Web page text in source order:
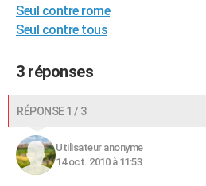
Destinations
City break
Voyage nature
Voyage de noces
Forum
Climat
+PHOTO
BONS PLANS
CARTE DE VOEUX
Carte de Noël
Carte Bonne année
Carte Saint-Valentin
Carte Pâques
Carte d'anniversaire
DICTIONNAIRE
Dictionnaire
Biographies
Citations
Expressions
Proverbes
PROGRAMME TV
Seul contre rome
Seul contre tous
3 réponses
RÉPONSE 1 / 3
Utilisateur anonyme
14 oct. 2010 à 11:53